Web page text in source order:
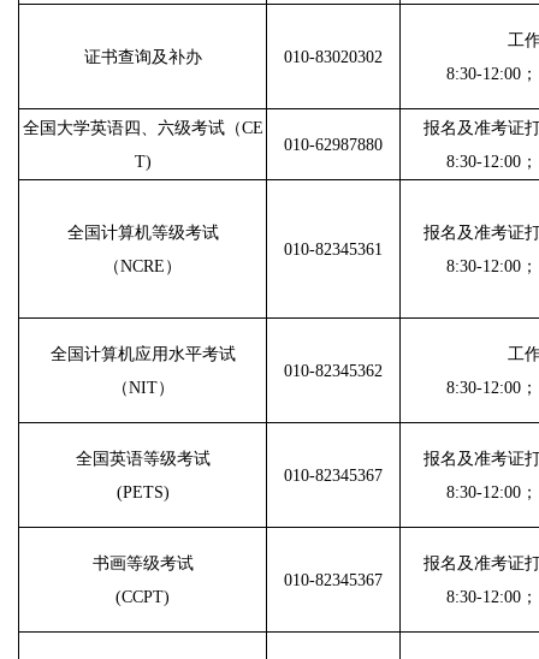
证书查询及补办 010-83020302
工
8:30-12:00
全国大学英语四、六级考试（CE
T)
010-62987880
报名及准考证
8:30-12:00
全国计算机等级考试
（NCRE）
010-82345361
报名及准考证
8:30-12:00
全国计算机应用水平考试
（NIT）
010-82345362
工
8:30-12:00
全国英语等级考试
(PETS)
010-82345367
报名及准考证
8:30-12:00
书画等级考试
(CCPT)
010-82345367
报名及准考证
8:30-12:00